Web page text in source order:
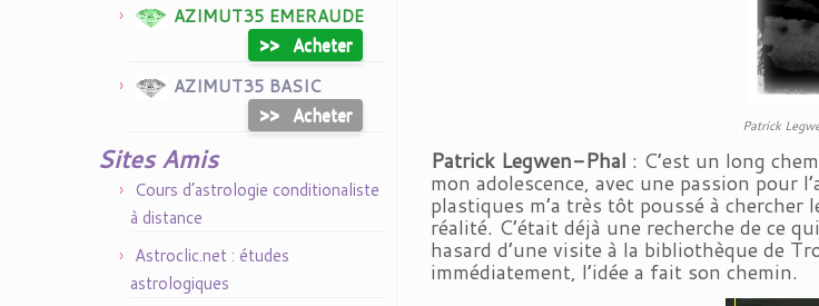
AZIMUT35 EMERAUDE
>>
Acheter
AZIMUT35 BASIC
>> Acheter
Sites Amis
Cours d’astrologie conditionaliste
à distance
Astroclic.net : études
astrologiques
Patrick
Patrick Legwen-Phal : C’est un long
mon adolescence, avec une passion
plastiques m’a très tôt poussé à
réalité. C’était déjà une recherche de ce
hasard d’une visite à la bibliothèque de
immédiatement, l’idée a fait son chemin.